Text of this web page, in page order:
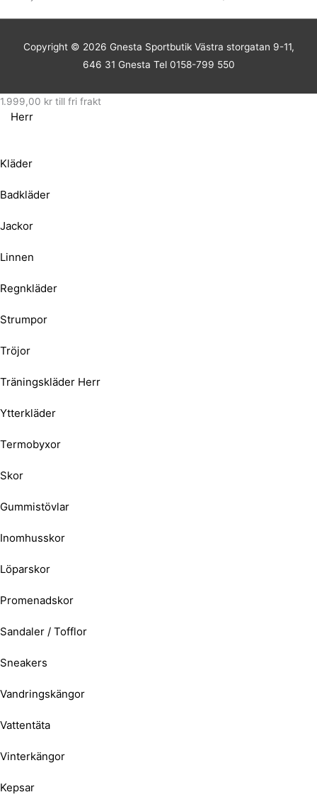
Copyright © 2026 Gnesta SportbutikVästra storgatan 9-11,
646 31 Gnesta Tel 0158-799 550
1.999,00 kr till fri frakt
Herr
Kläder
Badkläder
Jackor
Linnen
Regnkläder
Strumpor
Tröjor
Träningskläder Herr
Ytterkläder
Termobyxor
Skor
Gummistövlar
Inomhusskor
Löparskor
Promenadskor
Sandaler / Tofflor
Sneakers
Vandringskängor
Vattentäta
Vinterkängor
Kepsar